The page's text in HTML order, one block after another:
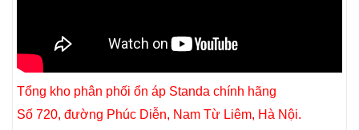
Tổng kho phân phối ổn áp Standa chính hãng
Số 720, đường Phúc Diễn, Nam Từ Liêm, Hà Nội.